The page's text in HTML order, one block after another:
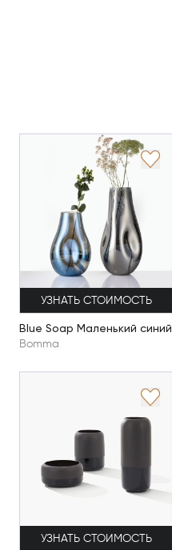
УЗНАТЬ СТОИМОСТЬ
Blue Soap Маленький синий
Bomma
УЗНАТЬ СТОИМОСТЬ